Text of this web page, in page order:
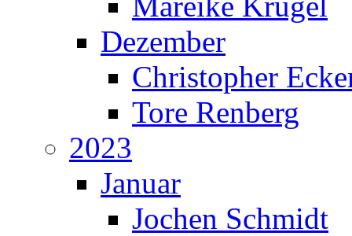
Dezember
Christopher
Tore Renberg
2023
Januar
Jochen Schmidt